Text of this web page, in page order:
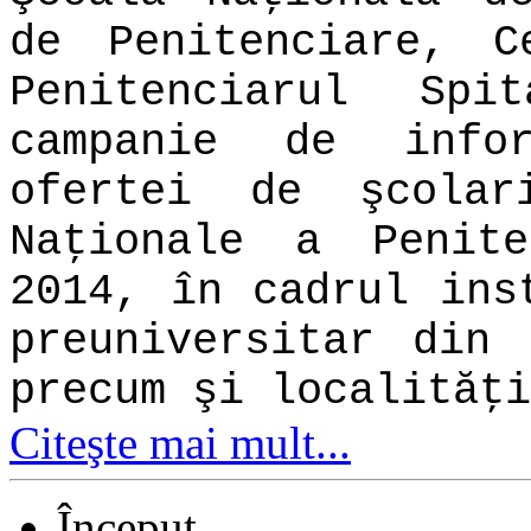
de Penitenciare,
Penitenciarul
campanie de
ofertei de
Naţionale a
2014, în cadrul
preuniversitar din
precum şi
Citeşte mai mult...